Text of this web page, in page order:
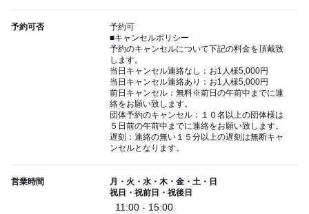
予約可否
予約可
■キャンセルポリシー
予約のキャンセルについて下記の料金を頂戴致
します。
当日キャンセル連絡なし：お1人様5,000円
当日キャンセル連絡あり：お1人様5,000円
前日キャンセル：無料※前日の午前中までに連
絡をお願い致します。
団体予約のキャンセル：１０名以上の団体様は
５日前の午前中までに連絡をお願い致します。
遅刻：連絡の無い１５分以上の遅刻は無断キャ
ンセルとなります。
営業時間
月・火・水・木・金・土・日
祝日・祝前日・祝後日
11:00 - 15:00